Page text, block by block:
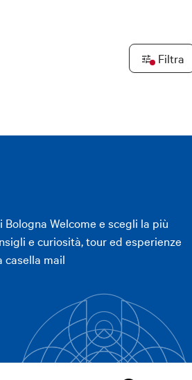
Filtra
contributors ©CARTO
Welcome e scegli la più
e curiosità, tour ed esperienze
mail